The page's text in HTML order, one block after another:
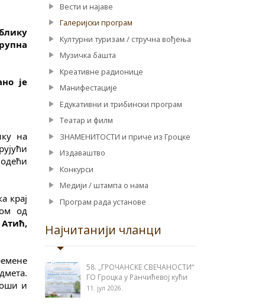
је
на
крај
од
и
Вести и најаве
Галеријски програм
Културни туризам / стручна вођења
Музичка башта
Креативне радионице
Манифестације
Едукативни и трибински програм
Театар и филм
ЗНАМЕНИТОСТИ и приче из Гроцке
Издаваштво
Конкурси
Медији / штампа о нама
Програм рада установе
Најчитанији чланци
58. „ГРОЧАНСКЕ СВЕЧАНОСТИ“
ГО Гроцка у Ранчићевој кући
11. јул 2026.